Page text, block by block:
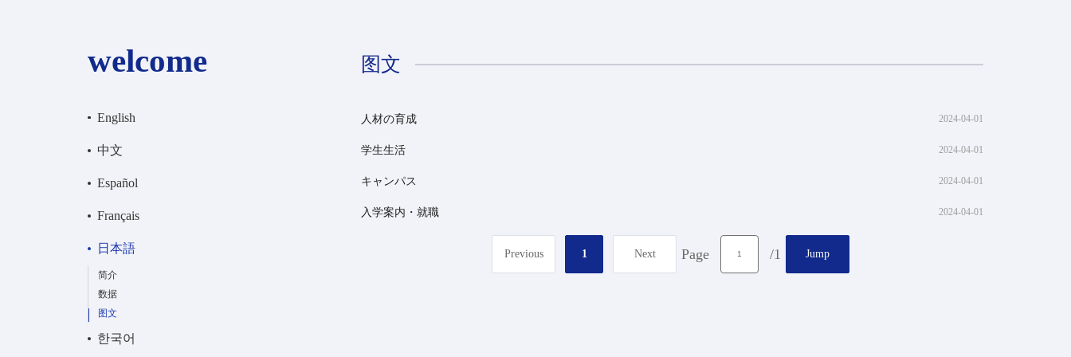
welcome
English
中文
Español
Français
日本語
简介
数据
图文
한국어
图文
人材の育成 2024-04-01
学生生活 2024-04-01
キャンパス 2024-04-01
入学案内・就職 2024-04-01
Previous 1 Next Page /1 Jump